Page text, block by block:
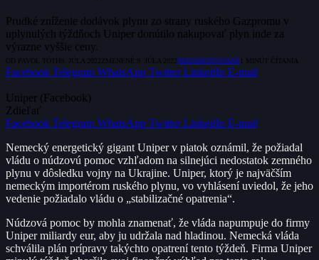
Prudké zníženie dodávok plynu zo strany ruského Gazpromu v
uplynulých týždňoch Uniper donútilo nakupovať plyn inde za
výrazne vyššie ceny.
OD PAVOL TÓTH 9. JÚLA 2022 ZMENENÉ: 9. JÚLA 2022 NEKOMENTOVANÉ1 MINÚT ČÍTANIA
Facebook Telegram WhatsApp Twitter LinkedIn E-mail
Uniper (Facebook)
Zdieľať
Facebook Telegram WhatsApp Twitter LinkedIn E-mail
Nemecký energetický gigant Uniper v piatok oznámil, že požiadal
vládu o núdzovú pomoc vzhľadom na silnejúci nedostatok zemného
plynu v dôsledku vojny na Ukrajine. Uniper, ktorý je najväčším
nemeckým importérom ruského plynu, vo vyhlásení uviedol, že jeho
vedenie požiadalo vládu o „stabilizačné opatrenia“.
Núdzová pomoc by mohla znamenať, že vláda napumpuje do firmy
Uniper miliardy eur, aby ju udržala nad hladinou. Nemecká vláda
schválila plán prípravy takýchto opatrení tento týždeň. Firma Uniper